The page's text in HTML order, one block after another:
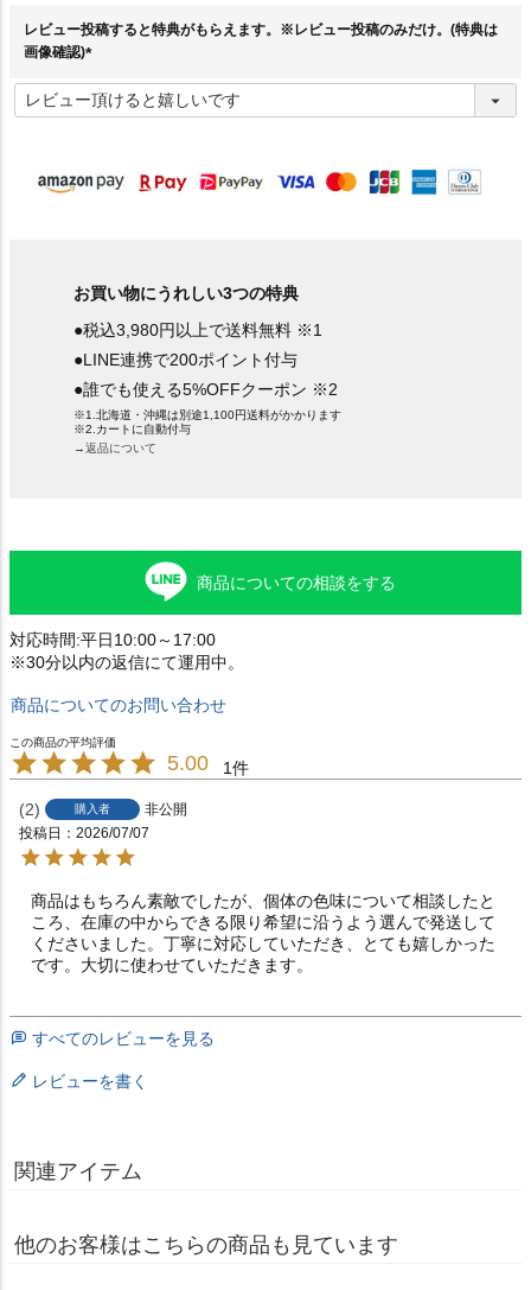
レビュー投稿すると特典がもらえます。※レビュー投稿のみだけ。(特典は
画像確認)
必
須
お買い物にうれしい3つの特典
●税込3,980円以上で送料無料 ※1
●LINE連携で200ポイント付与
●誰でも使える5%OFFクーポン ※2
※1.北海道・沖縄は別途1,100円送料がかかります
※2.カートに自動付与
→返品について
商品についての相談をする
対応時間:平日10:00～17:00
※30分以内の返信にて運用中。
商品についてのお問い合わせ
5.00 1
2 購入者
非公開
投稿日
2026/07/07
商品はもちろん素敵でしたが、個体の色味について相談したと
ころ、在庫の中からできる限り希望に沿うよう選んで発送して
くださいました。丁寧に対応していただき、とても嬉しかった
です。大切に使わせていただきます。
すべてのレビューを見る
レビューを書く
関連アイテム
他のお客様はこちらの商品も見ています